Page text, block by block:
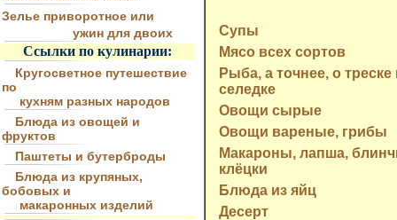
Зелье приворотное или
ужин для двоих
Ссылки по кулинарии:
Кругосветное путешествие
по
кухням разных народов
Блюда из овощей и
фруктов
Паштеты и бутерброды
Блюда из крупяных,
бобовых и
макаронных изделий
Супы
Мясо всех сортов
Рыба, а точнее, о треске
селедке
Овощи сырые
Овощи вареные, грибы
Макароны, лапша,
клёцки
Блюда из яйц
Десерт